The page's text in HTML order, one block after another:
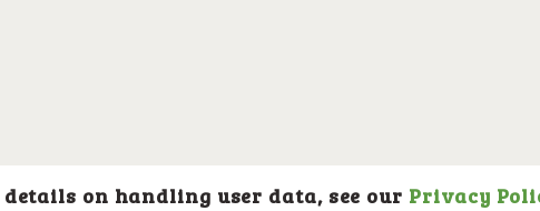
details on handling user data, see our Privacy